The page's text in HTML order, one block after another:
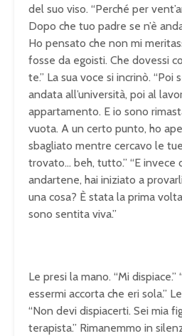
del suo viso. “Perché per
Dopo che tuo padre se n’è
Ho pensato che non mi
fosse da egoisti. Che dovessi
te.” La sua voce si incrinò. “Poi
andata all’università, poi al
appartamento. E io sono
vuota. A un certo punto, ho
sbagliato mentre cercavo le
trovato… beh, tutto.” “E invece
andartene, hai iniziato a
una cosa? È stata la prima
sono sentita viva.”
Le presi la mano. “Mi dispiace.”
essermi accorta che eri sola.”
“Non devi dispiacerti. Sei mia
terapista.” Rimanemmo in